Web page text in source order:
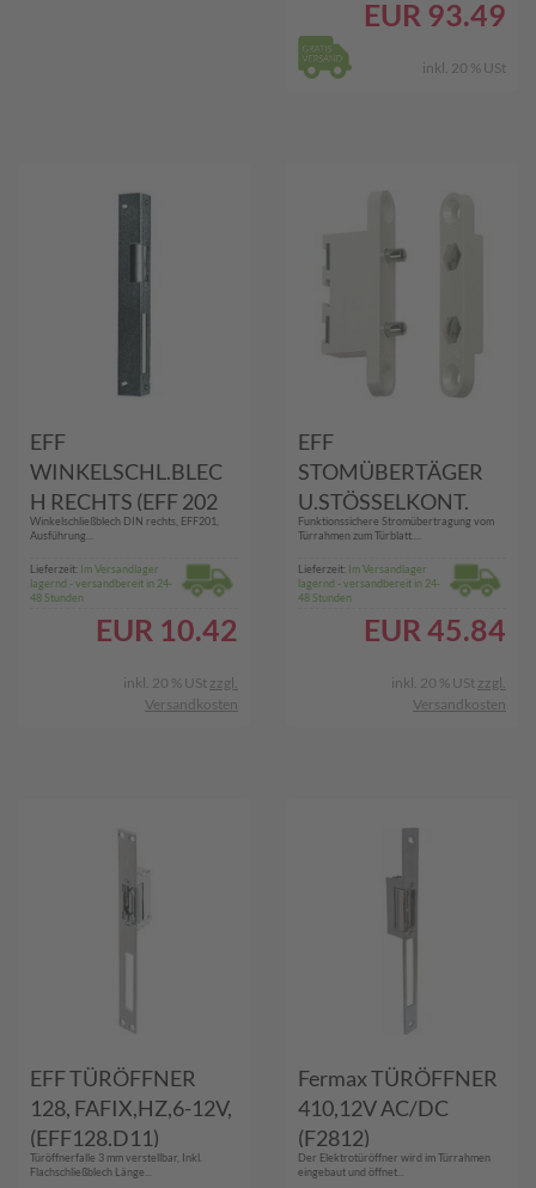
EUR 93.49
inkl. 20 % USt
EFF
WINKELSCHL.BLEC
H RECHTS (EFF 202
IW RE)
Winkelschließblech DIN rechts, EFF201,
Ausführung...
Lieferzeit: Im Versandlager
lagernd - versandbereit in 24-
48 Stunden
EUR 10.42
inkl. 20 % USt zzgl.
Versandkosten
EFF
STOMÜBERTÄGER
U.STÖSSELKONT.
(10305)
Funktionssichere Stromübertragung vom
Türrahmen zum Türblatt....
Lieferzeit: Im Versandlager
lagernd - versandbereit in 24-
48 Stunden
EUR 45.84
inkl. 20 % USt zzgl.
Versandkosten
EFF TÜRÖFFNER
128, FAFIX,HZ,6-12V,
(EFF128.D11)
Türöffnerfalle 3 mm verstellbar, Inkl.
Flachschließblech Länge...
Fermax TÜRÖFFNER
410,12V AC/DC
(F2812)
Der Elektrotüröffner wird im Türrahmen
eingebaut und öffnet...